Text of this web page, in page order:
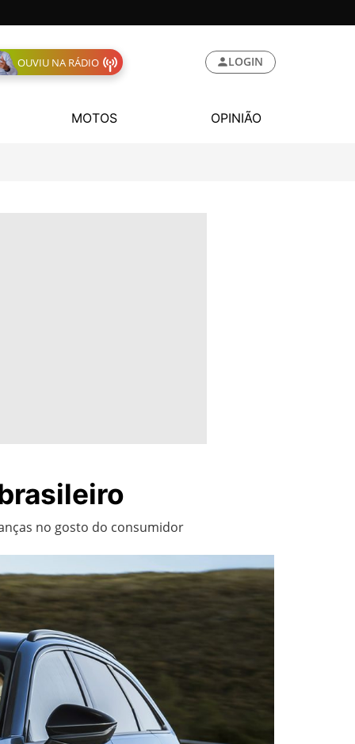
OUVIU NA RÁDIO LOGIN
MOTOS OPINIÃO
no gosto do consumidor